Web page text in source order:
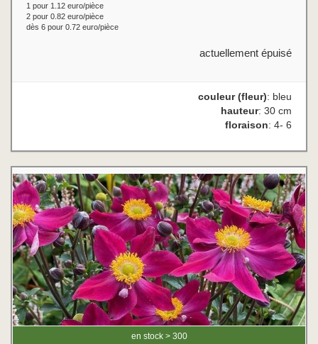
1 pour 1.12 euro/pièce
2 pour 0.82 euro/pièce
dès 6 pour 0.72 euro/pièce
actuellement épuisé
couleur (fleur): bleu
hauteur: 30 cm
floraison: 4- 6
en stock > 300